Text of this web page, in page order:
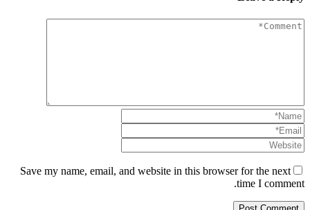
Save my name, email, and website in this browser for the next
time I comment.